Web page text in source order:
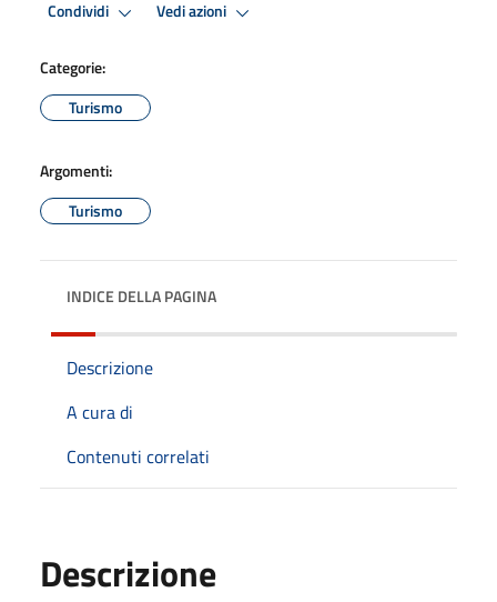
Condividi Vedi azioni
Categorie:
Turismo
Argomenti:
Turismo
INDICE DELLA PAGINA
Descrizione
A cura di
Contenuti correlati
Descrizione